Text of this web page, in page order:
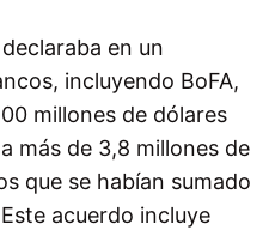
en un
incluyendo BoFA,
millones de dólares
más de 3,8 millones de
que se habían sumado
acuerdo incluye